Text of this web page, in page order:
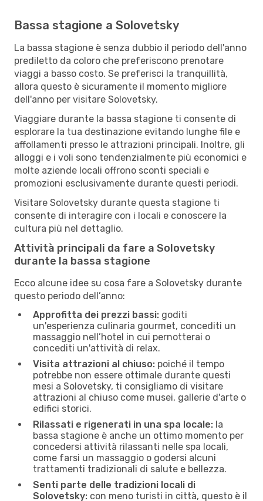
Bassa stagione a Solovetsky
La bassa stagione è senza dubbio il periodo dell'anno
prediletto da coloro che preferiscono prenotare
viaggi a basso costo. Se preferisci la tranquillità,
allora questo è sicuramente il momento migliore
dell'anno per visitare Solovetsky.
Viaggiare durante la bassa stagione ti consente di
esplorare la tua destinazione evitando lunghe file e
affollamenti presso le attrazioni principali. Inoltre, gli
alloggi e i voli sono tendenzialmente più economici e
molte aziende locali offrono sconti speciali e
promozioni esclusivamente durante questi periodi.
Visitare Solovetsky durante questa stagione ti
consente di interagire con i locali e conoscere la
cultura più nel dettaglio.
Attività principali da fare a Solovetsky
durante la bassa stagione
Ecco alcune idee su cosa fare a Solovetsky durante
questo periodo dell’anno:
Approfitta dei prezzi bassi: goditi
un'esperienza culinaria gourmet, concediti un
massaggio nell’hotel in cui pernotterai o
concediti un'attività di relax.
Visita attrazioni al chiuso: poiché il tempo
potrebbe non essere ottimale durante questi
mesi a Solovetsky, ti consigliamo di visitare
attrazioni al chiuso come musei, gallerie d'arte o
edifici storici.
Rilassati e rigenerati in una spa locale: la
bassa stagione è anche un ottimo momento per
concedersi attività rilassanti nelle spa locali,
come farsi un massaggio o godersi alcuni
trattamenti tradizionali di salute e bellezza.
Senti parte delle tradizioni locali di
Solovetsky: con meno turisti in città, questo è il